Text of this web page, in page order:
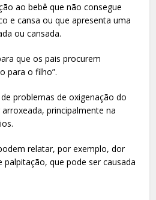
ao bebê que não consegue
e cansa ou que apresenta uma
ou cansada.
que os pais procurem
para o filho”.
problemas de oxigenação do
principalmente na
relatar, por exemplo, dor
que pode ser causada